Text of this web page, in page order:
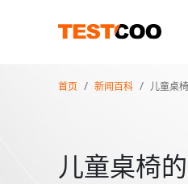
首页 新闻百科 儿童桌
儿童桌椅